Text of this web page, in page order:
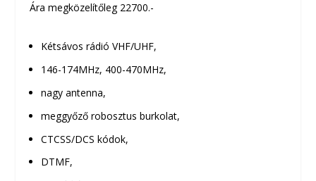
Ára megközelítőleg 22700.-
Kétsávos rádió VHF/UHF,
146-174MHz, 400-470MHz,
nagy antenna,
meggyőző robosztus burkolat,
CTCSS/DCS kódok,
DTMF,